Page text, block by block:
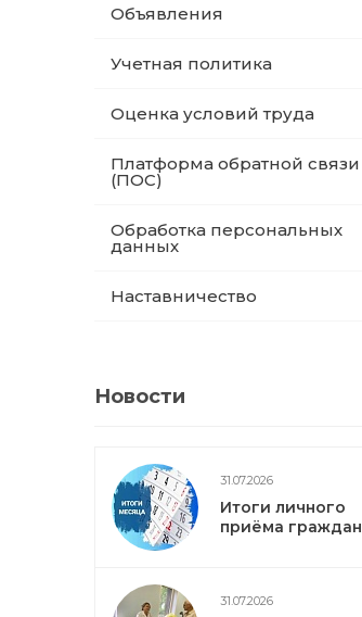
Объявления
Учетная политика
Оценка условий труда
Платформа обратной связи
(ПОС)
Обработка персональных
данных
Наставничество
Новости
31.07.2026
Итоги личного
приёма граждан
31.07.2026